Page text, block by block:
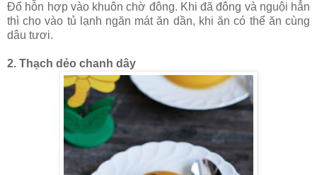
Đổ hỗn hợp vào khuôn chờ đông. Khi đã đông và nguội hẳn
thì cho vào tủ lạnh ngăn mát ăn dần, khi ăn có thể ăn cùng
dâu tươi.
2. Thạch dẻo chanh dây